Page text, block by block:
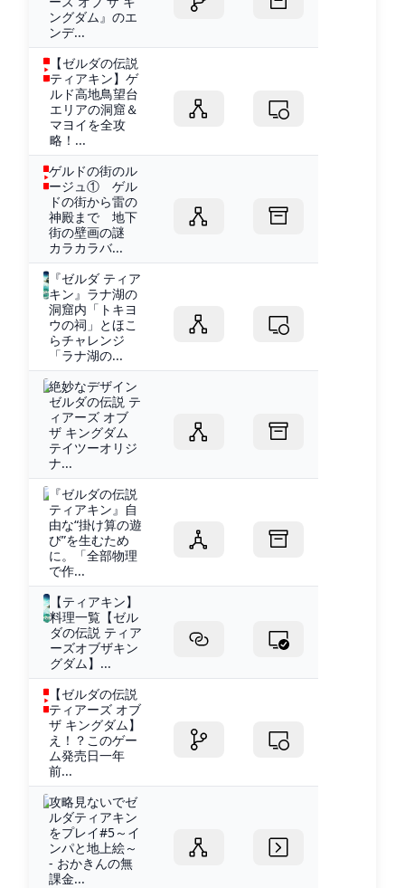
ングダム』のエ
ンデ...
【ゼルダの伝説
ティアキン】ゲ
ルド高地鳥望台
エリアの洞窟＆
マヨイを全攻
略！...
ゲルドの街のル
ージュ① ゲル
ドの街から雷の
神殿まで 地下
街の壁画の謎
カラカラバ...
『ゼルダ ティア
キン』ラナ湖の
洞窟内「トキヨ
ウの祠」とほこ
らチャレンジ
「ラナ湖の...
絶妙なデザイン
ゼルダの伝説 テ
ィアーズ オブ
ザ キングダム
テイツーオリジ
ナ...
『ゼルダの伝説
ティアキン』自
由な“掛け算の遊
び”を生むため
に。「全部物理
で作...
【ティアキン】
料理一覧【ゼル
ダの伝説 ティア
ーズオブザキン
グダム】...
【ゼルダの伝説
ティアーズ オブ
ザ キングダム】
え！？このゲー
ム発売日一年
前...
攻略見ないでゼ
ルダティアキン
をプレイ#5～イ
ンパと地上絵～
- おかきんの無
課金...